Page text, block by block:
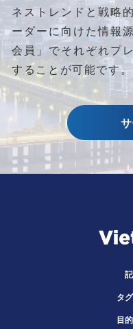
ネストレンドと戦略
ーダーに向けた情報
会員」でそれぞれプ
することが可能です。
タ
目